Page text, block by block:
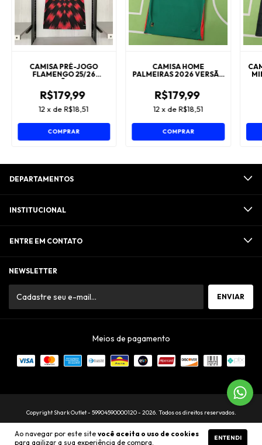
Ao navegar por este site você aceita o uso de cookies
para agilizar a sua experiência de compra.
ENTENDI
CAMISA PRÉ-JOGO
FLAMENGO 25/26
VERSÃO FAN
R$179,99
12 x deR$18,51
COMPRAR
CAMISA HOME
PALMEIRAS 2026 VERSÃO
R$179,99
12 x deR$18,51
COMPRAR
DEPARTAMENTOS
INSTITUCIONAL
ENTRE EM CONTATO
NEWSLETTER
Meios de pagamento
Copyright Shark Outlet - 59904590000120 - 2026. Todos os direitos reservados.